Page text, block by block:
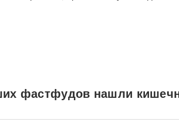
фастфудов нашли